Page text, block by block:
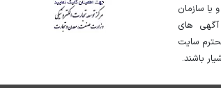
تهران
سازمان
های
سایت
باشند.